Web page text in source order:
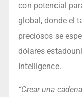
con potencial
global, donde el
preciosos se
dólares
Intelligence.
“Crear una